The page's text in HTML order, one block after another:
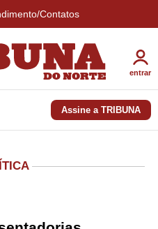
Contatos
entrar
Assine a TRIBUNA